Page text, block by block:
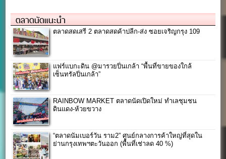
ตลาดนัดแนะนำ
ตลาดสดเสรี 2 ตลาดสดค้าปลีก-ส่ง ซอยเจริญกรุง 109
แฟร์แบกะดิน @มารวยปิ่นเกล้า “พื้นที่ขายของใกล้
เซ็นทรัลปิ่นเกล้า”
RAINBOW MARKET ตลาดนัดเปิดใหม่ ทำเลชุมชน
ดินแดง-ห้วยขวาง
“ตลาดนัมเบอร์วัน ราม2” ศูนย์กลางการค้าใหญ่ที่สุดใน
ย่านกรุงเทพฯตะวันออก (พื้นที่เช่าลด 40 %)